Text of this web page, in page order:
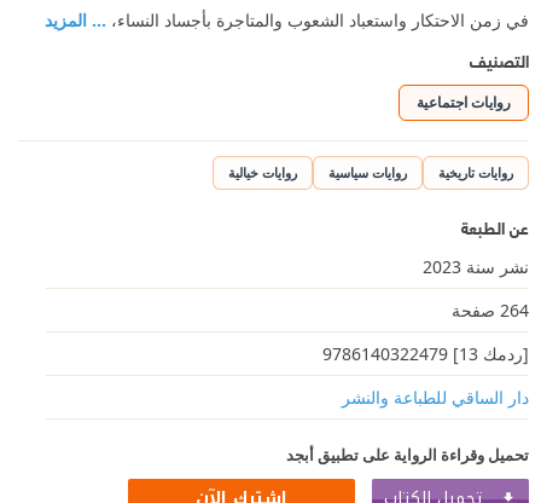
في زمن الاحتكار واستعباد الشعوب والمتاجرة بأجساد النساء، ... المزيد
التصنيف
روايات اجتماعية
روايات تاريخية روايات سياسية روايات خيالية
عن الطبعة
نشر سنة 2023
264 صفحة
[ردمك 13] 9786140322479
دار الساقي للطباعة والنشر
تحميل وقراءة الرواية على تطبيق أبجد